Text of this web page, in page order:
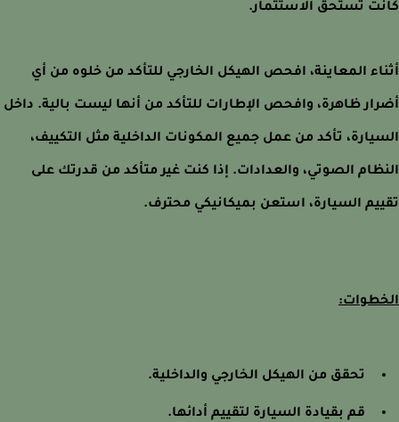
تستحق الاستثمار.
المعاينة، افحص الهيكل الخارجي للتأكد من خلوه من أي
ظاهرة، وافحص الإطارات للتأكد من أنها ليست بالية. داخل
تأكد من عمل جميع المكونات الداخلية مثل التكييف،
الصوتي، والعدادات. إذا كنت غير متأكد من قدرتك على
السيارة، استعن بميكانيكي محترف.
تحقق من الهيكل الخارجي والداخلية.
قم بقيادة السيارة لتقييم أدائها.